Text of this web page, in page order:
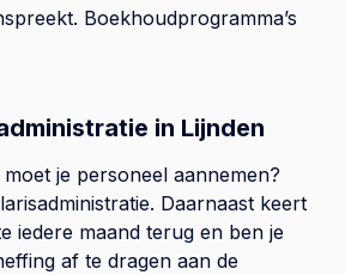
Boekhoudprogramma’s
in Lijnden
je personeel aannemen?
Daarnaast keert
iedere maand terug en ben je
af te dragen aan de